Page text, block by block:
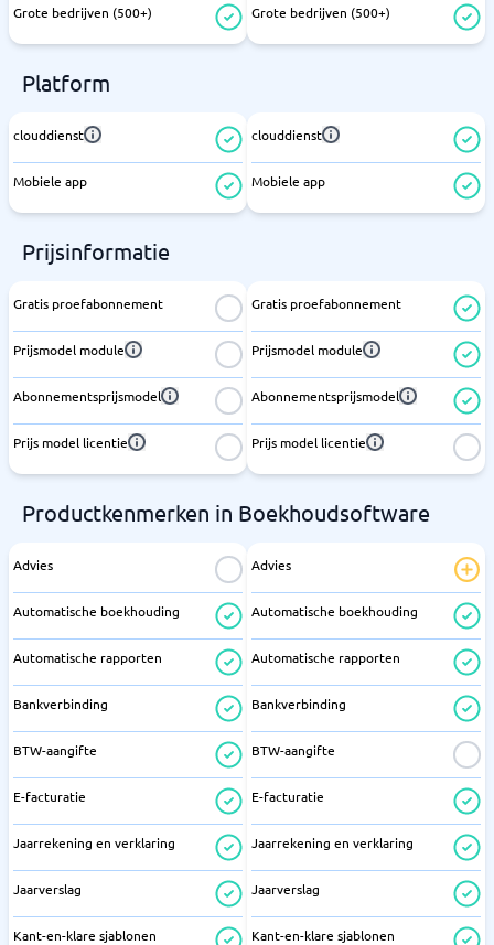
Grote bedrijven (500+) Grote bedrijven (500+)
Platform
clouddienst
Mobiele app
clouddienst
Mobiele app
Prijsinformatie
Gratis proefabonnement
Prijsmodel module
Abonnementsprijsmodel
Prijs model licentie
Gratis proefabonnement
Prijsmodel module
Abonnementsprijsmodel
Prijs model licentie
Productkenmerken in Boekhoudsoftware
Advies
Automatische boekhouding
Automatische rapporten
Bankverbinding
BTW-aangifte
E-facturatie
Jaarrekening en verklaring
Jaarverslag
Kant-en-klare sjablonen
Advies
Automatische boekhouding
Automatische rapporten
Bankverbinding
BTW-aangifte
E-facturatie
Jaarrekening en verklaring
Jaarverslag
Kant-en-klare sjablonen